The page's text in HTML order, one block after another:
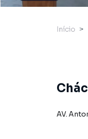
Início
AV.